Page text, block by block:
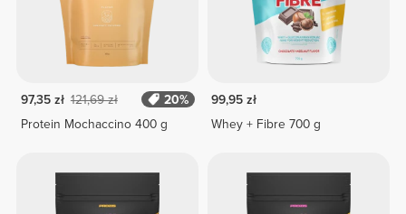
97,35 zł 121,69 zł
20%
Protein Mochaccino 400 g
99,95 zł
Whey + Fibre 700 g